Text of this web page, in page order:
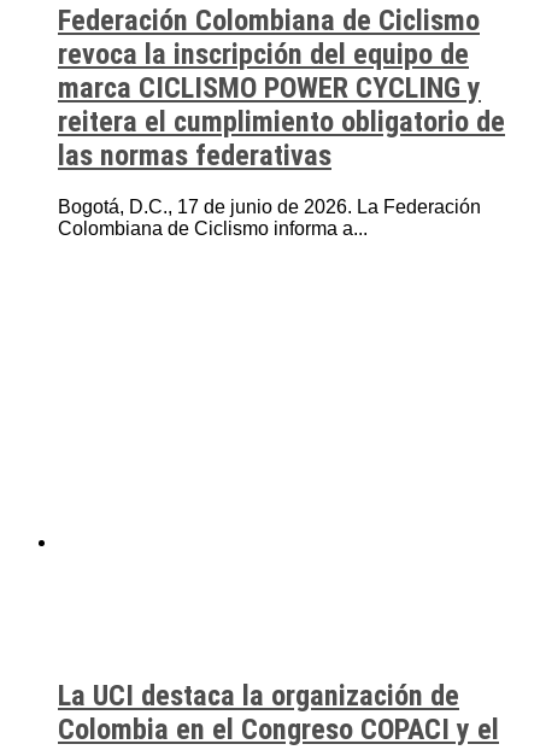
Federación Colombiana de Ciclismo
revoca la inscripción del equipo de
marca CICLISMO POWER CYCLING y
reitera el cumplimiento obligatorio de
las normas federativas
Bogotá, D.C., 17 de junio de 2026. La Federación
Colombiana de Ciclismo informa a...
La UCI destaca la organización de
Colombia en el Congreso COPACI y el